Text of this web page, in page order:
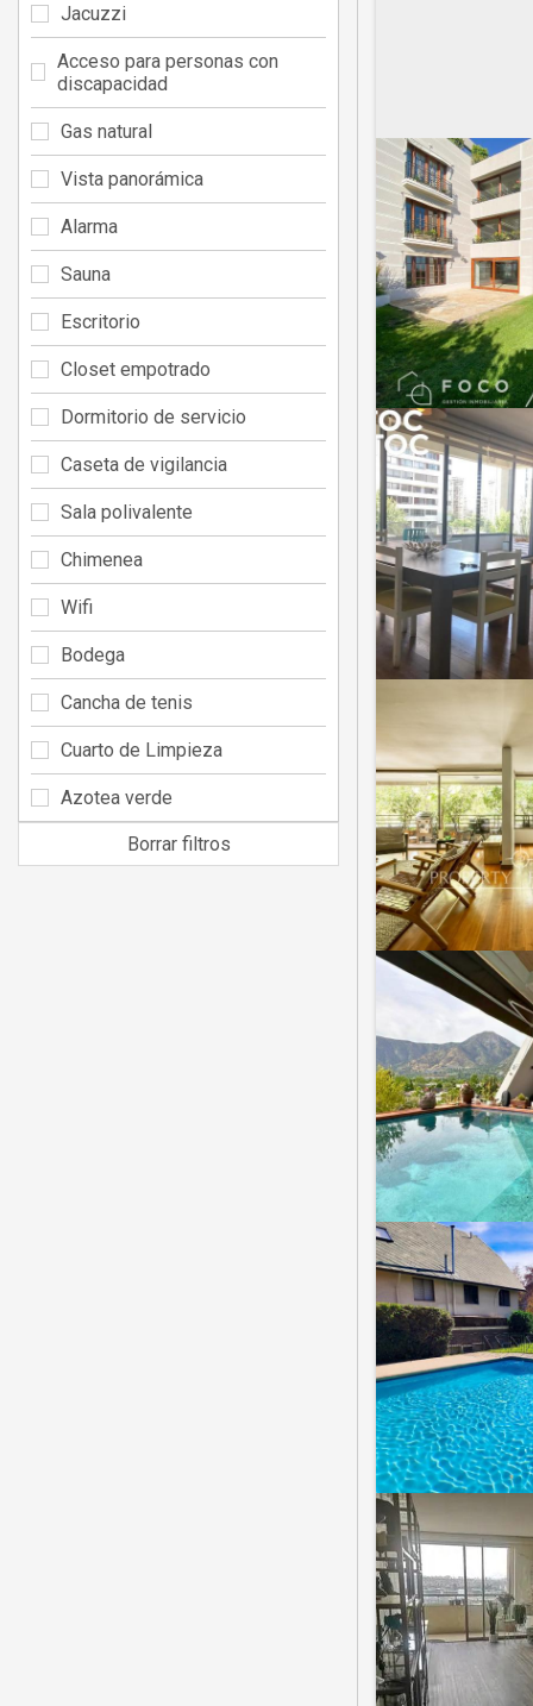
Jacuzzi
Acceso para personas con
discapacidad
Gas natural
Vista panorámica
Alarma
Sauna
Escritorio
Closet empotrado
Dormitorio de servicio
Caseta de vigilancia
Sala polivalente
Chimenea
Wifi
Bodega
Cancha de tenis
Cuarto de Limpieza
Azotea verde
Borrar filtros